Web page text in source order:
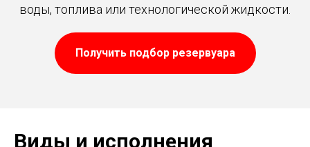
воды, топлива или технологической жидкости.
Получить подбор резервуара
Виды и исполнения